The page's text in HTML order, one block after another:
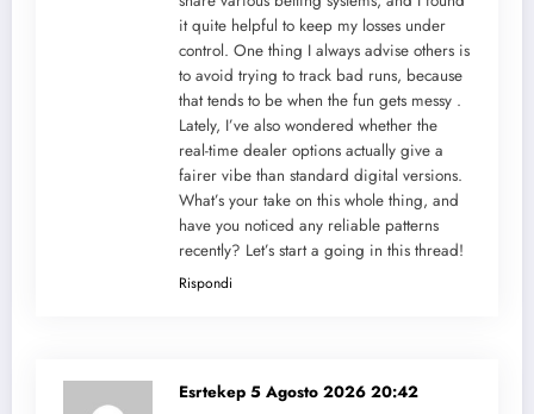
it quite helpful to keep my losses under
control. One thing I always advise others is
to avoid trying to track bad runs, because
that tends to be when the fun gets messy .
Lately, I’ve also wondered whether the
real-time dealer options actually give a
fairer vibe than standard digital versions.
What’s your take on this whole thing, and
have you noticed any reliable patterns
recently? Let’s start a going in this thread!
Rispondi
Esrtekep 5 Agosto 2026 20:42